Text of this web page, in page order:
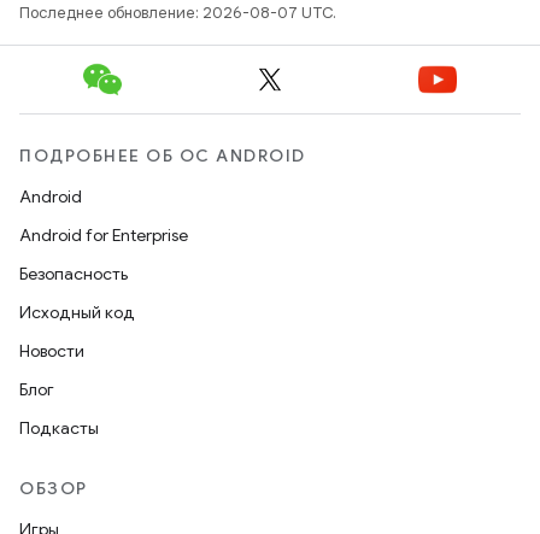
Последнее обновление: 2026-08-07 UTC.
ПОДРОБНЕЕ ОБ ОС ANDROID
Android
Android for Enterprise
Безопасность
Исходный код
Новости
Блог
Подкасты
ОБЗОР
Игры